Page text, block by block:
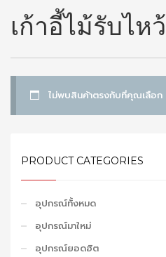
เก้าอี้ไม้รับไหว้
ไม่พบสินค้าตรงกับที่คุณเลือก
PRODUCT CATEGORIES
อุปกรณ์ทั้งหมด
อุปกรณ์มาใหม่
อุปกรณ์ยอดฮิต